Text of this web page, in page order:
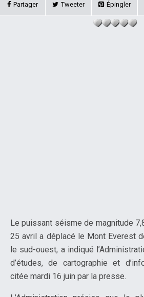
Partager Tweeter Épingler
Le puissant séisme de magnitude
25 avril a déplacé le Mont Everest
le sud-ouest, a indiqué
d’études, de cartographie et
citée mardi 16 juin par la presse.